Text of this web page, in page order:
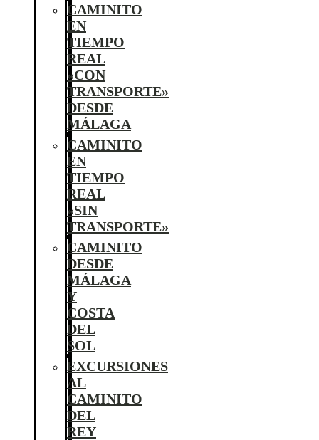
CAMINITO
EN
TIEMPO
REAL
«CON
TRANSPORTE»
DESDE
MÁLAGA
CAMINITO
EN
TIEMPO
REAL
«SIN
TRANSPORTE»
CAMINITO
DESDE
MÁLAGA
Y
COSTA
DEL
SOL
EXCURSIONES
AL
CAMINITO
DEL
REY